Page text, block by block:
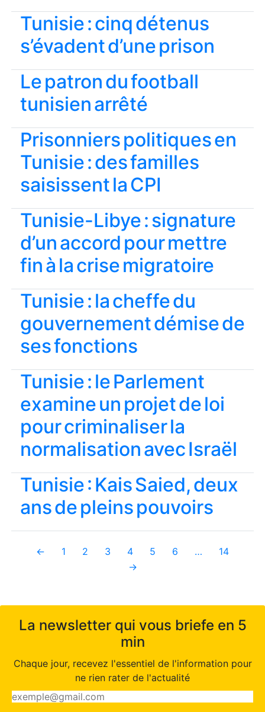
Tunisie : cinq détenus
s’évadent d’une prison
Le patron du football
tunisien arrêté
Prisonniers politiques en
Tunisie : des familles
saisissent la CPI
Tunisie-Libye : signature
d’un accord pour mettre
fin à la crise migratoire
Tunisie : la cheffe du
gouvernement démise de
ses fonctions
Tunisie : le Parlement
examine un projet de loi
pour criminaliser la
normalisation avec Israël
Tunisie : Kais Saied, deux
ans de pleins pouvoirs
← 1 2 3 4 5 6 …
14
→
La newsletter qui vous briefe en 5
min
Chaque jour, recevez l'essentiel de l'information pour
ne rien rater de l'actualité